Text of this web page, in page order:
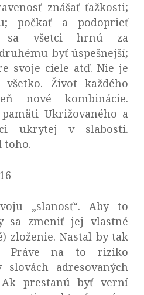
znášať ťažkosti;
počkať a podoprieť
sa všetci hrnú za
byť úspešnejší;
svoje ciele atď. Nie je
Život každého
nové kombinácie.
Ukrižovaného a
ukrytej v slabosti.
toho.
„slanosť“. Aby to
sa zmeniť jej vlastné
zloženie. Nastal by tak
Práve na to riziko
adresovaných
prestanú byť verní